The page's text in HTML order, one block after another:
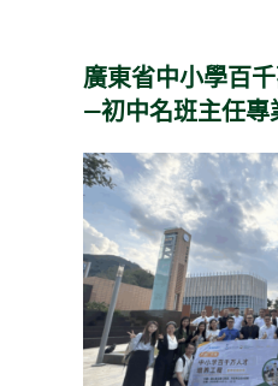
廣東省中小學百
—初中名班主任專